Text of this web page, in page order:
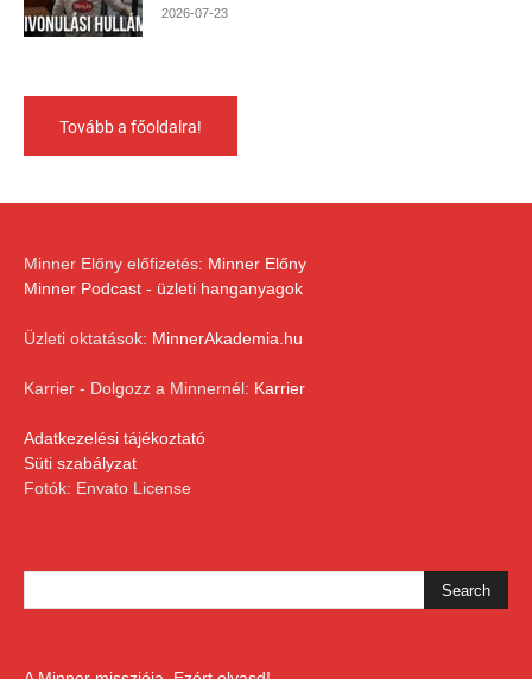
2026-07-23
Tovább a főoldalra!
Minner Előny előfizetés: Minner Előny
Minner Podcast - üzleti hanganyagok
Üzleti oktatások: MinnerAkademia.hu
Karrier - Dolgozz a Minnernél: Karrier
Adatkezelési tájékoztató
Süti szabályzat
Fotók: Envato License